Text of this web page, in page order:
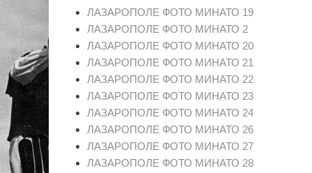
ЛАЗАРОПОЛЕ ФОТО МИНАТО 19
ЛАЗАРОПОЛЕ ФОТО МИНАТО 2
ЛАЗАРОПОЛЕ ФОТО МИНАТО 20
ЛАЗАРОПОЛЕ ФОТО МИНАТО 21
ЛАЗАРОПОЛЕ ФОТО МИНАТО 22
ЛАЗАРОПОЛЕ ФОТО МИНАТО 23
ЛАЗАРОПОЛЕ ФОТО МИНАТО 24
ЛАЗАРОПОЛЕ ФОТО МИНАТО 26
ЛАЗАРОПОЛЕ ФОТО МИНАТО 27
ЛАЗАРОПОЛЕ ФОТО МИНАТО 28